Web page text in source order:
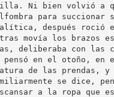
Ni bien volvió a
para succionar
después roció
movía los brazos
deliberaba con las
en el otoño,
de las prendas, y
se dice,
a la ropa que